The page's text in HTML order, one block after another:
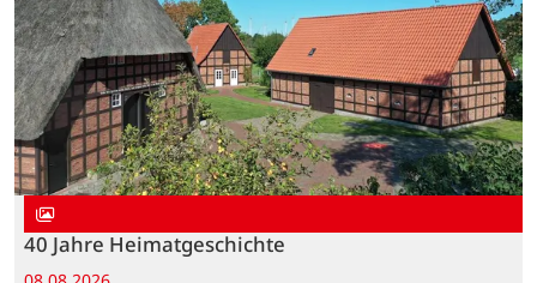
40 Jahre Heimatgeschichte